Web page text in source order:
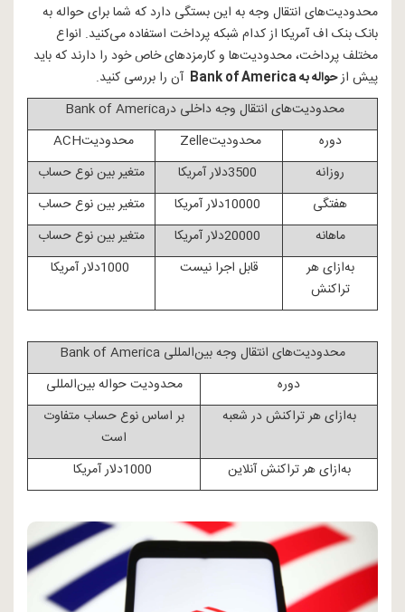
محدودیت‌های انتقال وجه به این بستگی دارد که شما برایحواله به
بانک بنک اف آمریکا از کدام شبکه پرداخت استفاده می‌کنید. انواع
مختلف پرداخت‌، محدودیت‌ها و کارمزدهای خاص خود را دارند که باید
پیش ازحواله بهBank of America آن را بررسی کنید.
محدودیتهای انتقال وجه داخلی درBank of America
دوره
محدودیتZelle محدودیتACH
روزانه
3500دلار آمریکا
متغیر بین نوع حساب
هفتگی
10000دلار آمریکا
متغیر بین نوع حساب
ماهانه
20000دلار آمریکا
متغیر بین نوع حساب
بهازای هر
تراکنش
قابل اجرا نیست 1000دلار آمریکا
محدودیتهای انتقال وجه بینالمللی Bank of America
دوره
محدودیت حواله بینالمللی
بهازای هر تراکنش در شعبه
بر اساس نوع حساب متفاوت
است
بهازای هر تراکنش آنلاین 1000دلار آمریکا